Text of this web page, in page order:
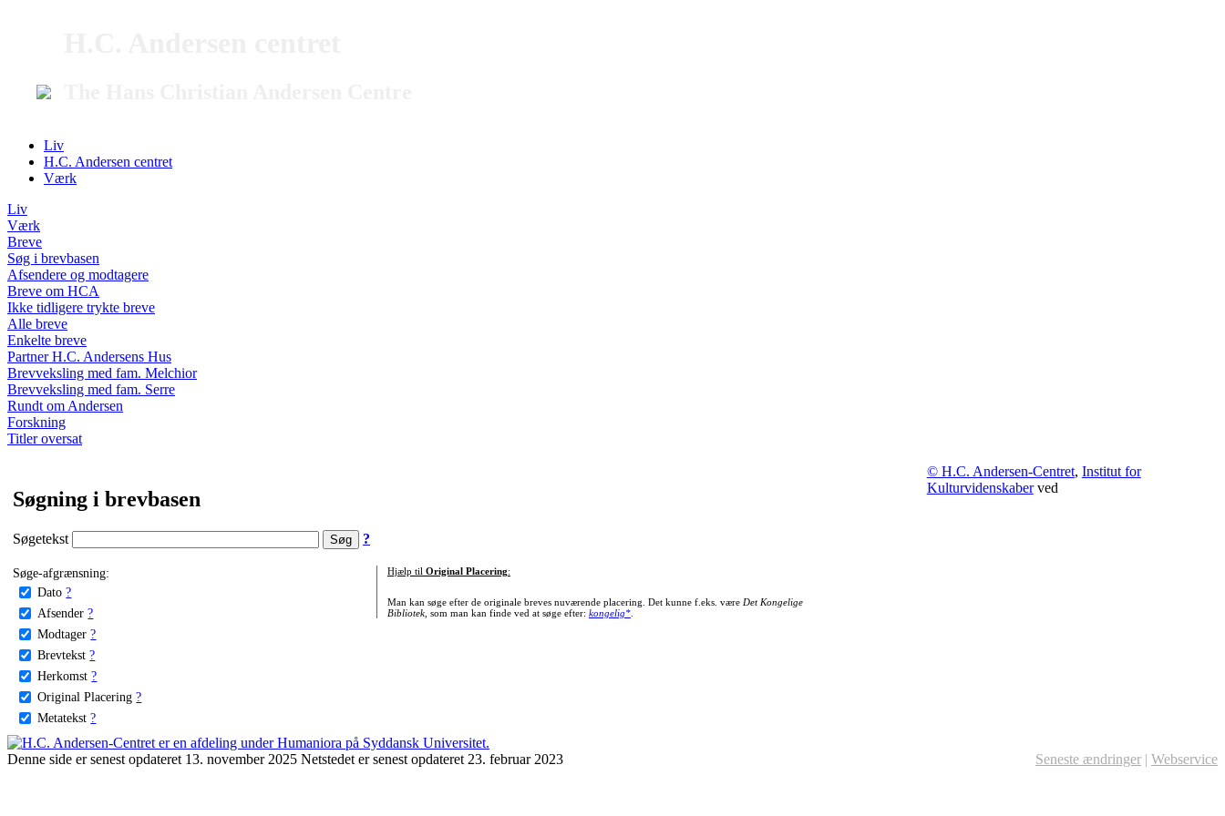
Liv
H.C. Andersen centret
Værk
Liv
Værk
Breve
Søg i brevbasen
Afsendere og modtagere
Breve om HCA
Ikke tidligere trykte breve
Alle breve
Enkelte breve
Partner H.C. Andersens Hus
Brevveksling med fam. Melchior
Brevveksling med fam. Serre
Rundt om Andersen
Forskning
Titler oversat
Søgning i brevbasen
Søgetekst ?
Søge-afgrænsning:
Dato ?
Afsender ?
Modtager ?
Brevtekst ?
Herkomst ?
Original Placering ?
Metatekst ?
Hjælp til Original Placering:
Man kan søge efter de originale breves nuværende placering. Det kunne f.eks. være Det Kongelige
Bibliotek, som man kan finde ved at søge efter: kongelig*.
© H.C. Andersen-Centret, Institut for
Kulturvidenskaberved
Denne side er senest opdateret 13. november 2025 Netstedet er senest opdateret 23. februar 2023 Seneste ændringer | Webservice